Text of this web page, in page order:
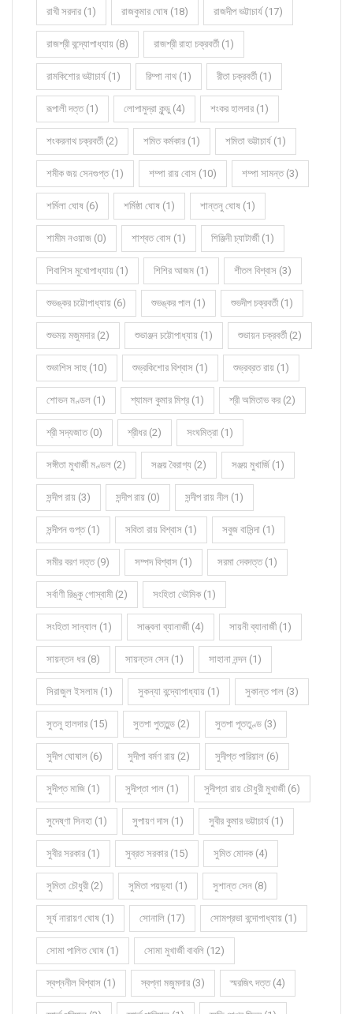
রাখী সরদার (1) রাজকুমার ঘোষ (18) রাজদীপ ভট্টাচার্য (17)
রাজশ্রী বন্দ্যোপাধ্যায় (8) রাজশ্রী রাহা চক্রবর্তী (1)
রামকিশোর ভট্টাচার্য (1) রিম্পা নাথ (1) রীতা চক্রবর্তী (1)
রূপালী দত্ত (1) লোপামুদ্রা কুন্ডু (4) শংকর হালদার (1)
শংকরনাথ চক্রবর্তী (2) শমিত কর্মকার (1) শমিতা ভট্টাচার্য (1)
শমীক জয় সেনগুপ্ত (1) শম্পা রায় বোস (10) শম্পা সামন্ত (3)
শর্মিলা ঘোষ (6) শর্মিষ্ঠা ঘোষ (1) শান্তনু ঘোষ (1)
শামীম নওয়াজ (0) শাশ্বত বোস (1) শিঞ্জিনী চ্যাটার্জী (1)
শিবাশিস মুখোপাধ্যায় (1) শিশির আজম (1) শীতল বিশ্বাস (3)
শুভঙ্কর চট্টোপাধ্যায় (6) শুভঙ্কর পাল (1) শুভদীপ চক্রবর্তী (1)
শুভময় মজুমদার (2) শুভাঞ্জন চট্টোপাধ্যায় (1) শুভায়ন চক্রবর্তী (2)
শুভাশিস সাহু (10) শুভ্রকিশোর বিশ্বাস (1) শুভ্রব্রত রায় (1)
শোভন মণ্ডল (1) শ্যামল কুমার মিশ্র (1) শ্রী অমিতাভ কর (2)
শ্রী সদ্যজাত (0) শ্রীধর (2) সংঘমিত্রা (1)
সঙ্গীতা মুখার্জী মণ্ডল (2) সঞ্জয় বৈরাগ্য (2) সঞ্জয় মুখার্জি (1)
সন্দীপ রায় (3) সন্দীপ রায় (0) সন্দীপ রায় নীল (1)
সন্দীপন গুপ্ত (1) সবিতা রায় বিশ্বাস (1) সবুজ বাসিন্দা (1)
সমীর বরণ দত্ত (9) সম্পদ বিশ্বাস (1) সরমা দেবদত্ত (1)
সর্বাণী রিঙ্কু গোস্বামী (2) সংহিতা ভৌমিক (1)
সংহিতা সান্যাল (1) সান্ত্বনা ব্যানার্জী (4) সায়নী ব্যানার্জী (1)
সায়ন্তন ধর (8) সায়ন্তন সেন (1) সাহানা নন্দন (1)
সিরাজুল ইসলাম (1) সুকন্যা বন্দ্যোপাধ্যায় (1) সুকান্ত পাল (3)
সুতনু হালদার (15) সুতপা পুততুন্ড (2) সুতপা পূততুণ্ড (3)
সুদীপ ঘোষাল (6) সুদীপা বর্মণ রায় (2) সুদীপ্ত পারিয়াল (6)
সুদীপ্ত মাজি (1) সুদীপ্তা পাল (1) সুদীপ্তা রায় চৌধুরী মুখার্জী (6)
সুদেষ্ণা সিনহা (1) সুপায়ণ দাস (1) সুবীর কুমার ভট্টাচার্য (1)
সুবীর সরকার (1) সুব্রত সরকার (15) সুমিত মোদক (4)
সুমিতা চৌধুরী (2) সুমিতা পয়ড়্যা (1) সুশান্ত সেন (8)
সূর্য নারায়ণ ঘোষ (1) সোনালি (17) সোমপ্রভা বন্দোপাধ্যায় (1)
সোমা পালিত ঘোষ (1) সোমা মুখার্জী বাবলি (12)
স্বপ্ননীল বিশ্বাস (1) স্বপ্না মজুমদার (3) স্মরজিৎ দত্ত (4)